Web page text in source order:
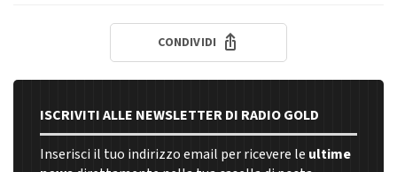
CONDIVIDI
ISCRIVITI ALLE NEWSLETTER DI RADIO GOLD
Inserisci il tuo indirizzo email per ricevere le ultime